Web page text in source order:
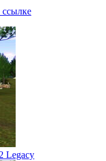
ссылке
Legacy